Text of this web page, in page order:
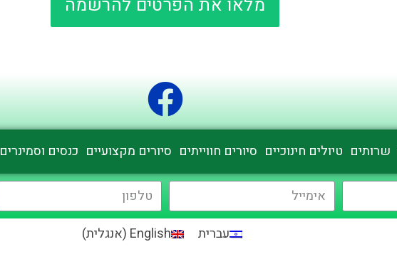
מלאו את הפרטים להרשמה
שרותים טיולים חינוכיים סיורים חווייתים סיורים מקצועיים כנסים וסמינרים
עברית English
(אנגלית)